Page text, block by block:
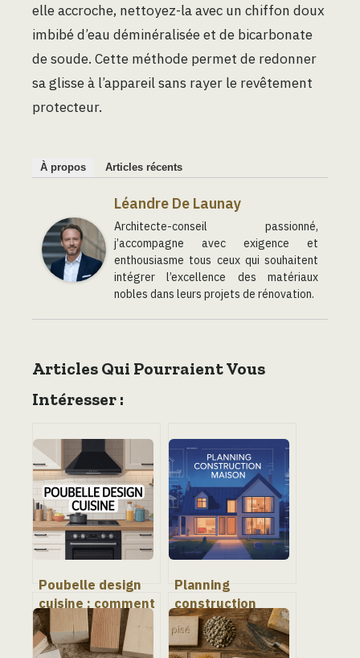
elle accroche, nettoyez-la avec un chiffon doux
imbibé d’eau déminéralisée et de bicarbonate
de soude. Cette méthode permet de redonner
sa glisse à l’appareil sans rayer le revêtement
protecteur.
À propos Articles récents
Léandre De Launay
Architecte-conseil passionné,
j’accompagne avec exigence et
enthousiasme tous ceux qui souhaitent
intégrer l’excellence des matériaux
nobles dans leurs projets de rénovation.
Articles Qui Pourraient Vous
Intéresser :
Poubelle design
cuisine : comment
allier esthétique,
praticité et
Planning
construction
maison : étapes
clés, délais et